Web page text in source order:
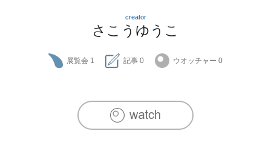
creator
さこうゆうこ
展覧会 1 記事 0 ウオッチャー 0